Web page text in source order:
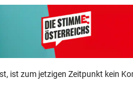
ist zum jetzigen Zeitpunkt kein